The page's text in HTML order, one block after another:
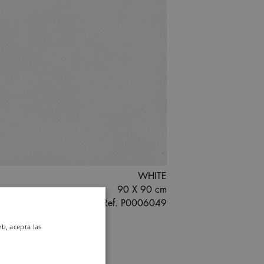
WHITE
90 X 90 cm
Ref. P0006049
acepta las